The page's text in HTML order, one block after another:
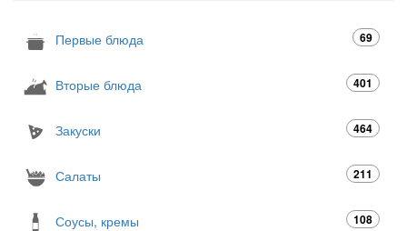
Первые блюда 69
Вторые блюда 401
Закуски 464
Салаты 211
Соусы, кремы 108